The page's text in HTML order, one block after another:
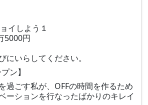
イしよう１
5000円
にいらしてください。
ン】
過ごす私が、OFFの時間を作るため
ーションを行なったばかりのキレイ